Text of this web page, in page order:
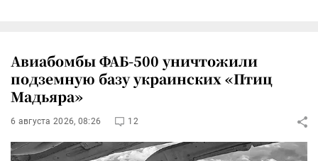
Авиабомбы ФАБ-500 уничтожили
подземную базу украинских «Птиц
Мадьяра»
6 августа 2026, 08:26 12